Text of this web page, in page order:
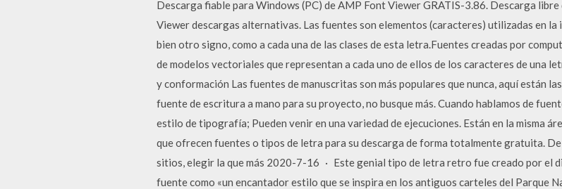
Descarga fiable para Windows (PC) de AMP Font Viewer GRATIS-3.86. Descarga
Viewer descargas alternativas. Las fuentes son elementos (caracteres) utilizadas en la
bien otro signo, como a cada una de las clases de esta letra.Fuentes creadas por
de modelos vectoriales que representan a cada uno de ellos de los caracteres de una
y conformación Las fuentes de manuscritas son más populares que nunca, aquí están
fuente de escritura a mano para su proyecto, no busque más. Cuando hablamos de
estilo de tipografía; Pueden venir en una variedad de ejecuciones. Están en la misma
que ofrecen fuentes o tipos de letra para su descarga de forma totalmente gratuita.
sitios, elegir la que más 2020-7-16 · Este genial tipo de letra retro fue creado por el
fuente como «un encantador estilo que se inspira en los antiguos carteles del Parque